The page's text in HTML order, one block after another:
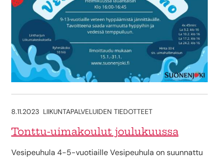
8.11.2023 LIIKUNTAPALVELUIDEN TIEDOTTEET
Tonttu-uimakoulut joulukuussa
Vesipeuhula 4-5-vuotiaille Vesipeuhula on suunnattu